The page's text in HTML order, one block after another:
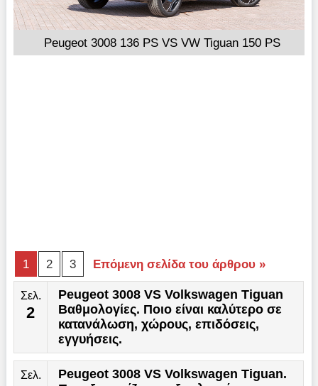
Peugeot 3008 136 PS VS VW Tiguan 150 PS
1 2 3 Επόμενη σελίδα του άρθρου »
Σελ.
2
Peugeot 3008 VS Volkswagen Tiguan
Βαθμολογίες. Ποιο είναι καλύτερο σε
κατανάλωση, χώρους, επιδόσεις,
εγγυήσεις.
Σελ.
Peugeot 3008 VS Volkswagen Tiguan.